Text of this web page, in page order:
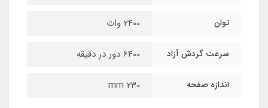
توان 2400 وات
سرعت گردش آزاد 6400 دور در دقیقه
اندازه صفحه 230 mm